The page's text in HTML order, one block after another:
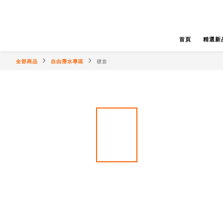
首頁 精選新
全部商品 自由潛水專區 襪套